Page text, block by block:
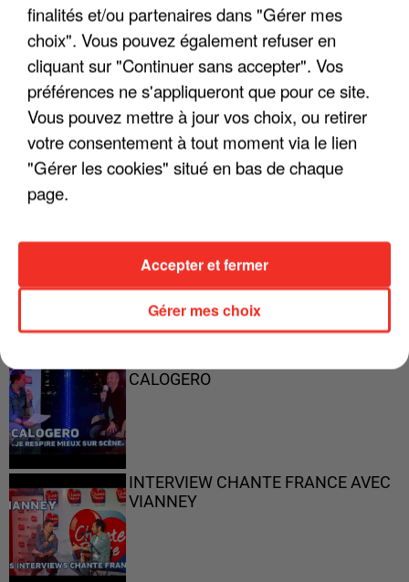
ENFOIRÉS"
"ON A TOUS LE TRAC"
"ON N'EST PAS DES PARENTS
PARFAITS"
CALOGERO
INTERVIEW CHANTE FRANCE AVEC
VIANNEY
finalités et/ou partenaires dans "Gérer mes
choix". Vous pouvez également refuser en
cliquant sur "Continuer sans accepter". Vos
préférences ne s'appliqueront que pour ce site.
Vous pouvez mettre à jour vos choix, ou retirer
votre consentement à tout moment via le lien
"Gérer les cookies" situé en bas de chaque
page.
Gérer mes choix
Accepter et fermer